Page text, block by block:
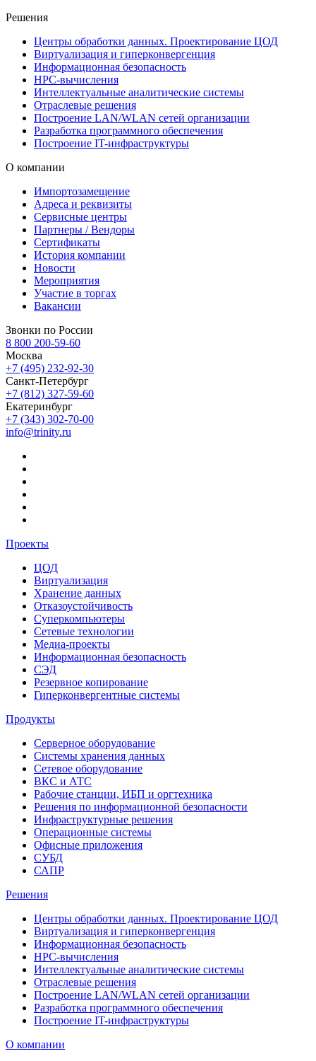
Решения
Центры обработки данных. Проектирование ЦОД
Виртуализация и гиперконвергенция
Информационная безопасность
HPC-вычисления
Интеллектуальные аналитические системы
Отраслевые решения
Построение LAN/WLAN сетей организации
Разработка программного обеспечения
Построение IT-инфраструктуры
О компании
Импортозамещение
Адреса и реквизиты
Сервисные центры
Партнеры / Вендоры
Сертификаты
История компании
Новости
Мероприятия
Участие в торгах
Вакансии
Звонки по России
8 800 200-59-60
Москва
+7 (495) 232-92-30
Санкт-Петербург
+7 (812) 327-59-60
Екатеринбург
+7 (343) 302-70-00
info@trinity.ru
Проекты
ЦОД
Виртуализация
Хранение данных
Отказоустойчивость
Суперкомпьютеры
Сетевые технологии
Медиа-проекты
Информационная безопасность
СЭД
Резервное копирование
Гиперконвергентные системы
Продукты
Серверное оборудование
Системы хранения данных
Сетевое оборудование
ВКС и АТС
Рабочие станции, ИБП и оргтехника
Решения по информационной безопасности
Инфраструктурные решения
Операционные системы
Офисные приложения
СУБД
САПР
Решения
Центры обработки данных. Проектирование ЦОД
Виртуализация и гиперконвергенция
Информационная безопасность
HPC-вычисления
Интеллектуальные аналитические системы
Отраслевые решения
Построение LAN/WLAN сетей организации
Разработка программного обеспечения
Построение IT-инфраструктуры
О компании